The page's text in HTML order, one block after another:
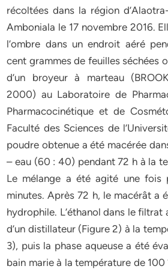
récoltées dans la région
Amboniala le 17 novembre 2016.
l’ombre dans un endroit aéré
cent grammes de feuilles séchées
d’un broyeur à marteau
2000) au Laboratoire de
Pharmacocinétique et de
Faculté des Sciences de
poudre obtenue a été macérée
– eau (60 : 40) pendant 72 h à la
Le mélange a été agité une fois
minutes. Après 72 h, le macérât a
hydrophile. L’éthanol dans le filtrat
d’un distillateur (Figure 2) à la
3), puis la phase aqueuse a été
bain marie à la température de 100